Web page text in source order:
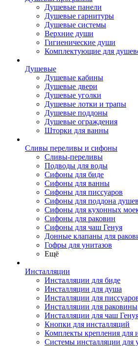
Душевые панели
Душевые гарнитуры
Душевые системы
Верхние души
Гигиенические души
Комплектующие для
Душевые
Душевые кабины
Душевые двери
Душевые уголки
Душевые лотки и трапы
Душевые поддоны
Душевые ограждения
Шторки для ванны
Сливы переливы и сифоны
Сливы-переливы
Подводы для воды
Сифоны для биде
Сифоны для ванны
Сифоны для писсуаров
Сифоны для поддона
Сифоны для кухонных
Сифоны для раковин
Сифоны для чаш Генуя
Донные клапаны для
Гофры для унитазов
Ещё
Инсталляции
Инсталляции для биде
Инсталляции для душа
Инсталляции для
Инсталляции для раковины
Инсталляции для чаш
Кнопки для инсталляций
Комплекты крепления для
Системы инсталляции для